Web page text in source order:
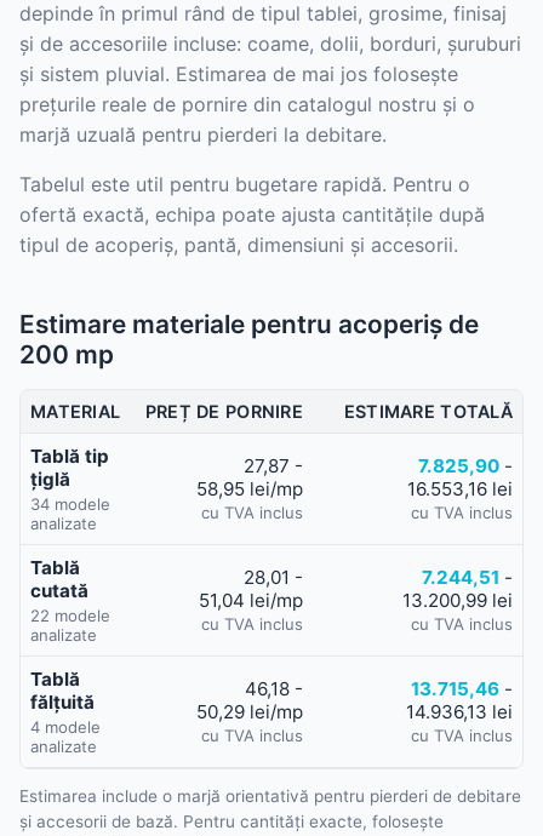
depinde în primul rând de tipul tablei, grosime, finisaj
și de accesoriile incluse: coame, dolii, borduri, șuruburi
și sistem pluvial. Estimarea de mai jos folosește
prețurile reale de pornire din catalogul nostru și o
marjă uzuală pentru pierderi la debitare.
Tabelul este util pentru bugetare rapidă. Pentru o
ofertă exactă, echipa poate ajusta cantitățile după
tipul de acoperiș, pantă, dimensiuni și accesorii.
Estimare materiale pentru acoperiș de
200 mp
MATERIAL PREȚ DE PORNIRE ESTIMARE TOTALĂ
Tablă tip
țiglă
34 modele
analizate
27,87 -
58,95 lei/mp
cu TVA inclus
7.825,90 -
16.553,16 lei
cu TVA inclus
Tablă
cutată
22 modele
analizate
28,01 -
51,04 lei/mp
cu TVA inclus
7.244,51 -
13.200,99 lei
cu TVA inclus
Tablă
fălțuită
4 modele
analizate
46,18 -
50,29 lei/mp
cu TVA inclus
13.715,46 -
14.936,13 lei
cu TVA inclus
Estimarea include o marjă orientativă pentru pierderi de debitare
și accesorii de bază. Pentru cantități exacte, folosește